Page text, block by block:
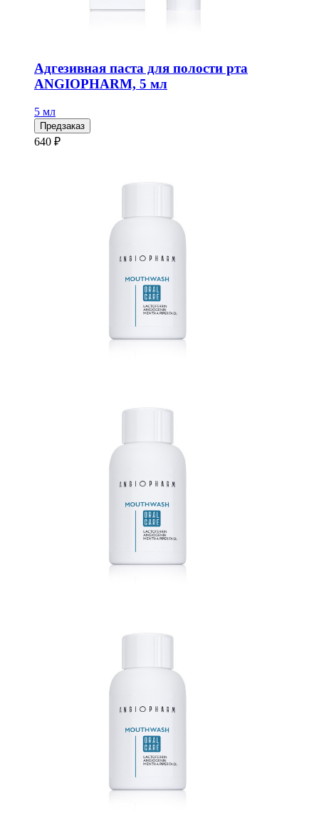
Адгезивная паста для полости рта
ANGIOPHARM, 5 мл
5 мл
Предзаказ
640 ₽